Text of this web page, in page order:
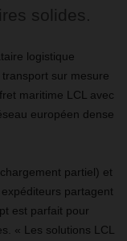
solides.
logistique
sur mesure
maritime LCL avec
européen dense
partiel) et
partagent
est parfait pour
« Les solutions LCL